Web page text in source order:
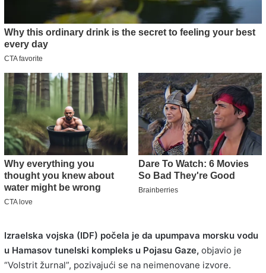
Izraelska vojska (IDF) počela je da upumpava morsku vodu
u Hamasov tunelski kompleks u Pojasu Gaze, objavio je
“Volstrit žurnal”, pozivajući se na neimenovane izvore.